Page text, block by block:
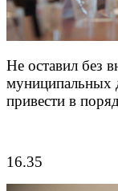
Не оставил без
муниципальных
привести в
16.35